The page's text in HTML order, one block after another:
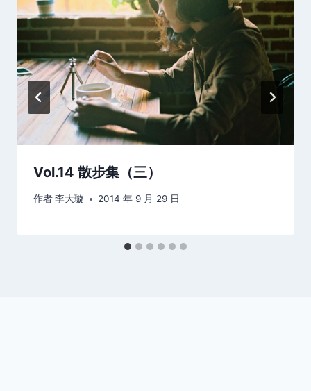
Vol.14 散步集（三）
作者李大璇 2014 年 9 月 29 日